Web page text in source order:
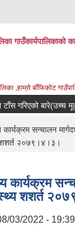
गाउँकार्यपालिकाको
,हाम्रो बाँफिकोट
गरिएको बारे(उच्च मूल्य
सन्चालन
२०७९।४।३।
कार्यक्रम
शशर्त
03/2022 - 19:39